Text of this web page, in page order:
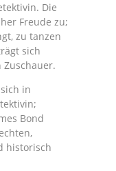
Die
Freude zu;
zu tanzen
sich
Zuschauer.
in
Bond
historisch